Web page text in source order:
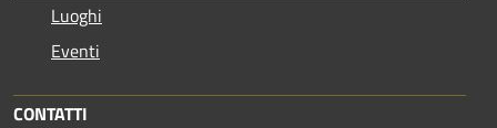
Luoghi
Eventi
CONTATTI